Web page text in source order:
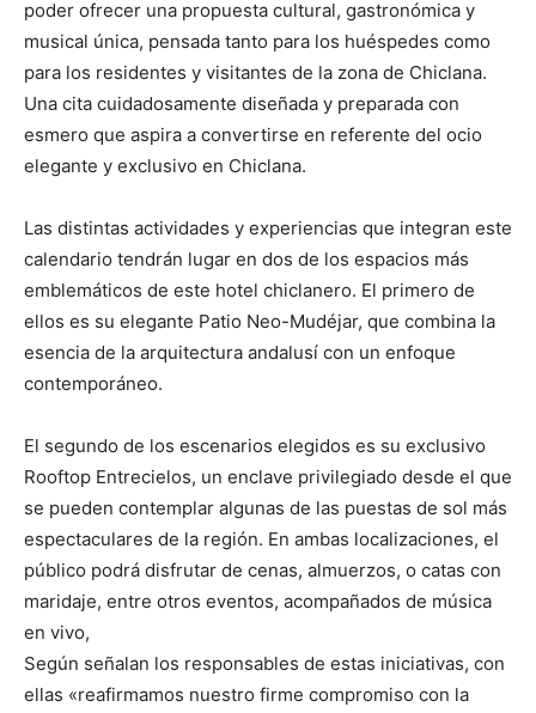
poder ofrecer una propuesta cultural, gastronómica y
musical única, pensada tanto para los huéspedes como
para los residentes y visitantes de la zona de Chiclana.
Una cita cuidadosamente diseñada y preparada con
esmero que aspira a convertirse en referente del ocio
elegante y exclusivo en Chiclana.
Las distintas actividades y experiencias que integran este
calendario tendrán lugar en dos de los espacios más
emblemáticos de este hotel chiclanero. El primero de
ellos es su elegante Patio Neo-Mudéjar, que combina la
esencia de la arquitectura andalusí con un enfoque
contemporáneo.
El segundo de los escenarios elegidos es su exclusivo
Rooftop Entrecielos, un enclave privilegiado desde el que
se pueden contemplar algunas de las puestas de sol más
espectaculares de la región. En ambas localizaciones, el
público podrá disfrutar de cenas, almuerzos, o catas con
maridaje, entre otros eventos, acompañados de música
en vivo,
Según señalan los responsables de estas iniciativas, con
ellas «reafirmamos nuestro firme compromiso con la